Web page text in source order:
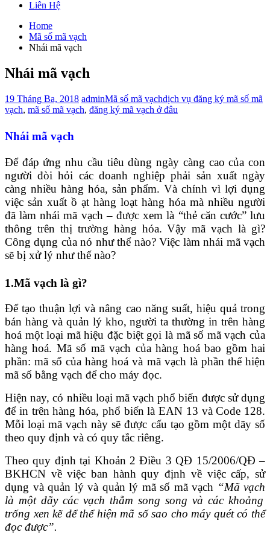
Liên Hệ
Home
Mã số mã vạch
Nhái mã vạch
Nhái mã vạch
19 Tháng Ba, 2018 adminMã số mã vạchdịch vụ đăng ký mã số mã
vạch, mã số mã vạch, đăng ký mã vạch ở đâu
Nhái mã vạch
Để đáp ứng nhu cầu tiêu dùng ngày càng cao của con
người đòi hỏi các doanh nghiệp phải sản xuất ngày
càng nhiều hàng hóa, sản phẩm. Và chính vì lợi dụng
việc sản xuất ồ ạt hàng loạt hàng hóa mà nhiều người
đã làm nhái mã vạch – được xem là “thẻ căn cước” lưu
thông trên thị trường hàng hóa. Vậy mã vạch là gì?
Công dụng của nó như thể nào? Việc làm nhái mã vạch
sẽ bị xử lý như thế nào?
1.Mã vạch là gì?
Để tạo thuận lợi và nâng cao năng suất, hiệu quả trong
bán hàng và quản lý kho, người ta thường in trên hàng
hoá một loại mã hiệu đặc biệt gọi là mã số mã vạch của
hàng hoá. Mã số mã vạch của hàng hoá bao gồm hai
phần: mã số của hàng hoá và mã vạch là phần thể hiện
mã số bằng vạch để cho máy đọc.
Hiện nay, có nhiều loại mã vạch phổ biến được sử dụng
để in trên hàng hóa, phổ biến là EAN 13 và Code 128.
Mỗi loại mã vạch này sẽ được cấu tạo gồm một dãy số
theo quy định và có quy tắc riêng.
Theo quy định tại Khoản 2 Điều 3 QĐ 15/2006/QĐ –
BKHCN về việc ban hành quy định về việc cấp, sử
dụng và quản lý và quản lý mã số mã vạch “Mã vạch
là một dãy các vạch thẫm song song và các khoảng
trống xen kẽ để thể hiện mã số sao cho máy quét có thể
đọc được”.